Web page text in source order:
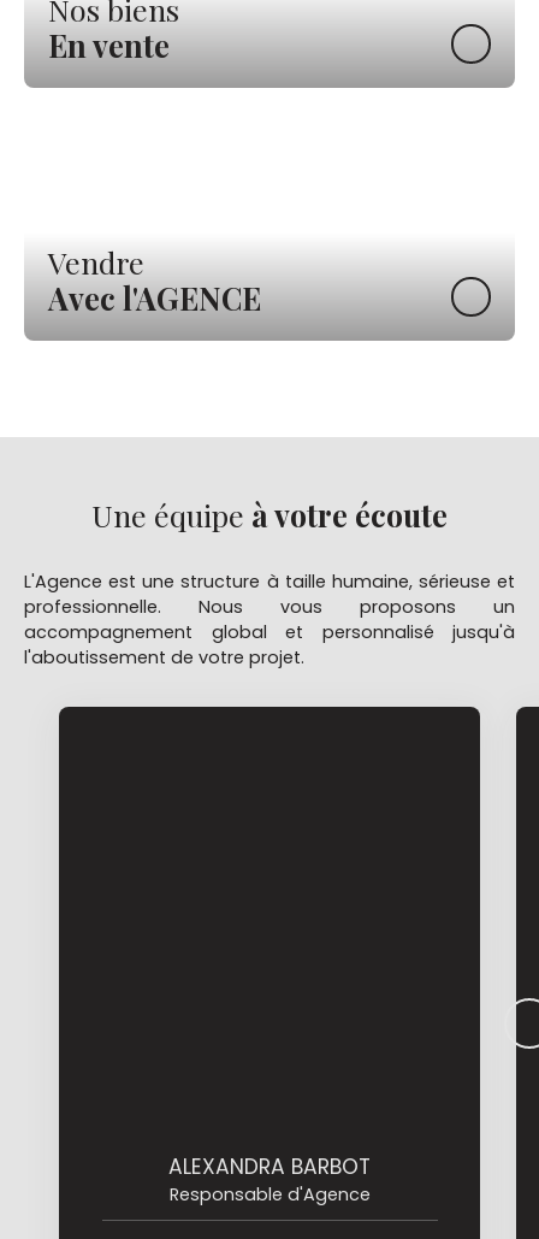
Nos biens
En vente
Vendre
Avec l'AGENCE
Une équipe à votre écoute
L'Agence est une structure à taille humaine, sérieuse et
professionnelle. Nous vous proposons un
accompagnement global et personnalisé jusqu'à
l'aboutissement de votre projet.
ALEXANDRA BARBOT
Responsable d'Agence